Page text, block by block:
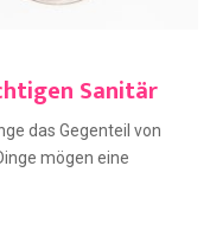
Sanitär
das Gegenteil von
mögen eine